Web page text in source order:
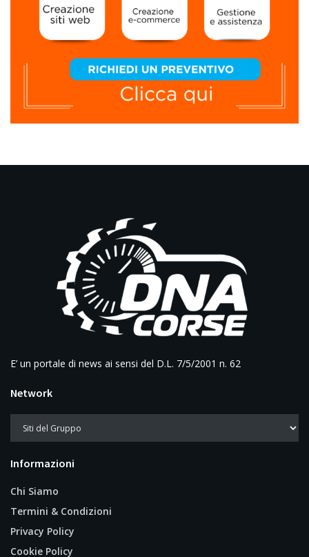
E’ un portale di news ai sensi del D.L. 7/5/2001 n. 62
Network
Informazioni
Chi Siamo
Termini & Condizioni
Privacy Policy
Cookie Policy